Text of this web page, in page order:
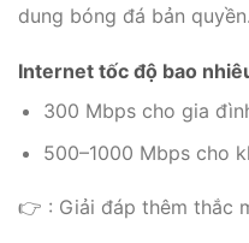
dung bóng đá bản quyền.
Internet tốc độ bao
300 Mbps cho gia
500–1000 Mbps cho
👉 : Giải đáp thêm thắc